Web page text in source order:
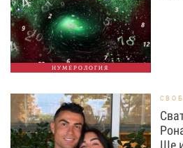
НУМЕРОЛОГИЯ
Ще